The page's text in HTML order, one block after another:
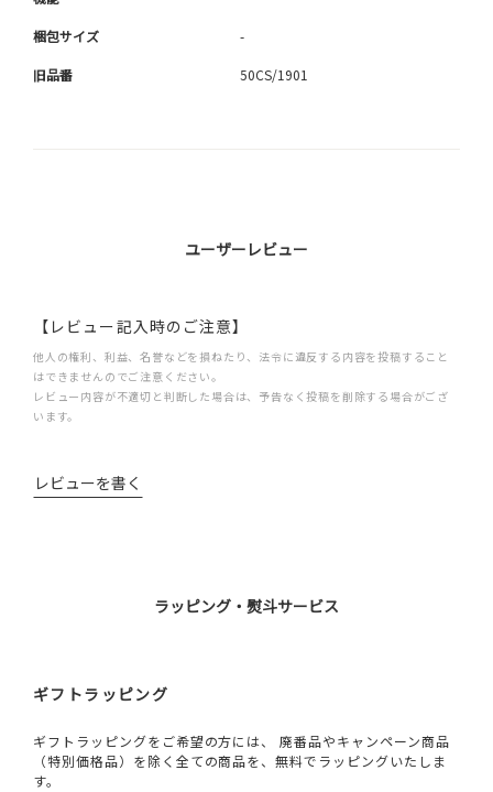
梱包サイズ -
旧品番 50CS/1901
ユーザーレビュー
【レビュー記入時のご注意】
他人の権利、利益、名誉などを損ねたり、法令に違反する内容を投稿すること
はできませんのでご注意ください。
レビュー内容が不適切と判断した場合は、予告なく投稿を削除する場合がござ
います。
レビューを書く
ラッピング・熨斗サービス
ギフトラッピング
ギフトラッピングをご希望の方には、 廃番品やキャンペーン商品
（特別価格品）を除く全ての商品を、無料でラッピングいたしま
す。